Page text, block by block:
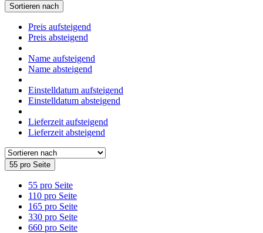
Sortieren nach
Preis aufsteigend
Preis absteigend
Name aufsteigend
Name absteigend
Einstelldatum aufsteigend
Einstelldatum absteigend
Lieferzeit aufsteigend
Lieferzeit absteigend
55 pro Seite
55 pro Seite
110 pro Seite
165 pro Seite
330 pro Seite
660 pro Seite